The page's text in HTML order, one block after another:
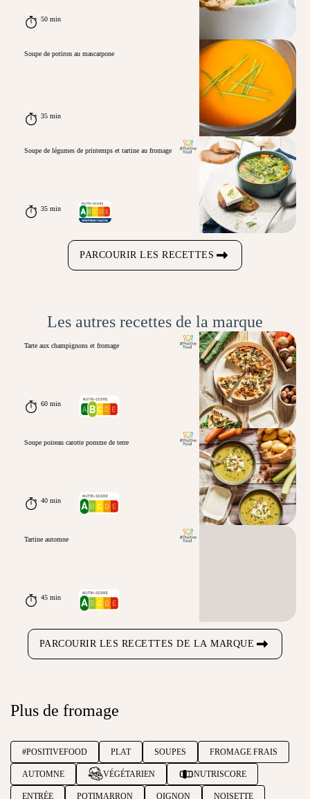
50 min
Soupe de potiron au mascarpone
35 min
Soupe de légumes de printemps et tartine au fromage
35 min
PARCOURIR LES RECETTES
Les autres recettes de la marque
Tarte aux champignons et fromage
60 min
Soupe poireau carotte pomme de terre
40 min
Tartine automne
45 min
PARCOURIR LES RECETTES DE LA MARQUE
Plus de fromage
#POSITIVEFOOD PLAT SOUPES FROMAGE FRAIS
AUTOMNE VÉGÉTARIEN NUTRISCORE
ENTRÉE POTIMARRON OIGNON NOISETTE